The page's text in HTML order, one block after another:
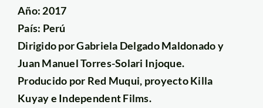
Año: 2017
País: Perú
Dirigido por Gabriela Delgado Maldonado y
Juan Manuel Torres-Solari Injoque.
Producido por Red Muqui, proyecto Killa
Kuyay e Independent Films.